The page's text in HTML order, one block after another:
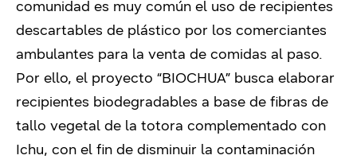
comunidad es muy común el uso de recipientes
descartables de plástico por los comerciantes
ambulantes para la venta de comidas al paso.
Por ello, el proyecto “BIOCHUA” busca elaborar
recipientes biodegradables a base de fibras de
tallo vegetal de la totora complementado con
Ichu, con el fin de disminuir la contaminación